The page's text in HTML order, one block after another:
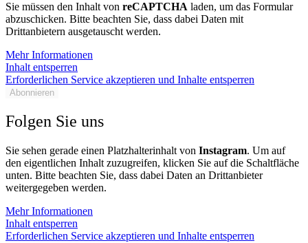
Sie müssen den Inhalt von reCAPTCHA laden, um das Formular
abzuschicken. Bitte beachten Sie, dass dabei Daten mit
Drittanbietern ausgetauscht werden.
Mehr Informationen
Inhalt entsperren
Erforderlichen Service akzeptieren und Inhalte entsperren
Abonnieren
Folgen Sie uns
Sie sehen gerade einen Platzhalterinhalt von Instagram. Um auf
den eigentlichen Inhalt zuzugreifen, klicken Sie auf die Schaltfläche
unten. Bitte beachten Sie, dass dabei Daten an Drittanbieter
weitergegeben werden.
Mehr Informationen
Inhalt entsperren
Erforderlichen Service akzeptieren und Inhalte entsperren